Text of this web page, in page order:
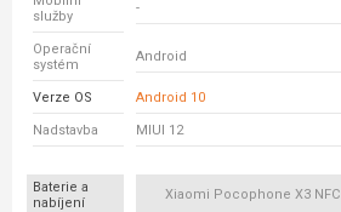
služby
-
Operační
systém
Android
Verze OS Android 10
Nadstavba MIUI 12
Baterie a
nabíjení
Xiaomi Pocophone X3 NFC